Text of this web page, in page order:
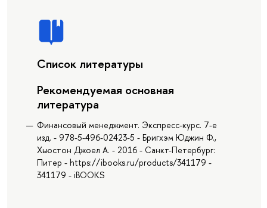
Список литературы
Рекомендуемая основная
литература
Финансовый менеджмент. Экспресс-курс. 7-е
изд. - 978-5-496-02423-5 - Бригхэм Юджин Ф.,
Хьюстон Джоел А. - 2016 - Санкт-Петербург:
Питер - https://ibooks.ru/products/341179 -
341179 - iBOOKS